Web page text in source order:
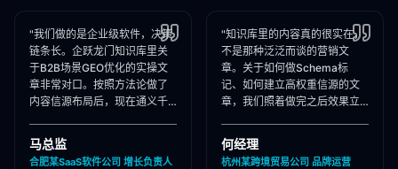
"我们做的是企业级软件，决策
链条长。企跃龙门知识库里关
于B2B场景GEO优化的实操文
章非常对口。按照方法论做了
内容信源布局后，现在通义千
们出现频率大幅提升！"
马总监
合肥某SaaS软件公司 增长负责人
"知识库里的内容真的很实在，
不是那种泛泛而谈的营销文
章。关于如何做Schema标
记、如何建立高权重信源的文
章，我们照着做完之后效果立
占位率翻了3倍！"
何经理
杭州某跨境贸易公司 品牌运营